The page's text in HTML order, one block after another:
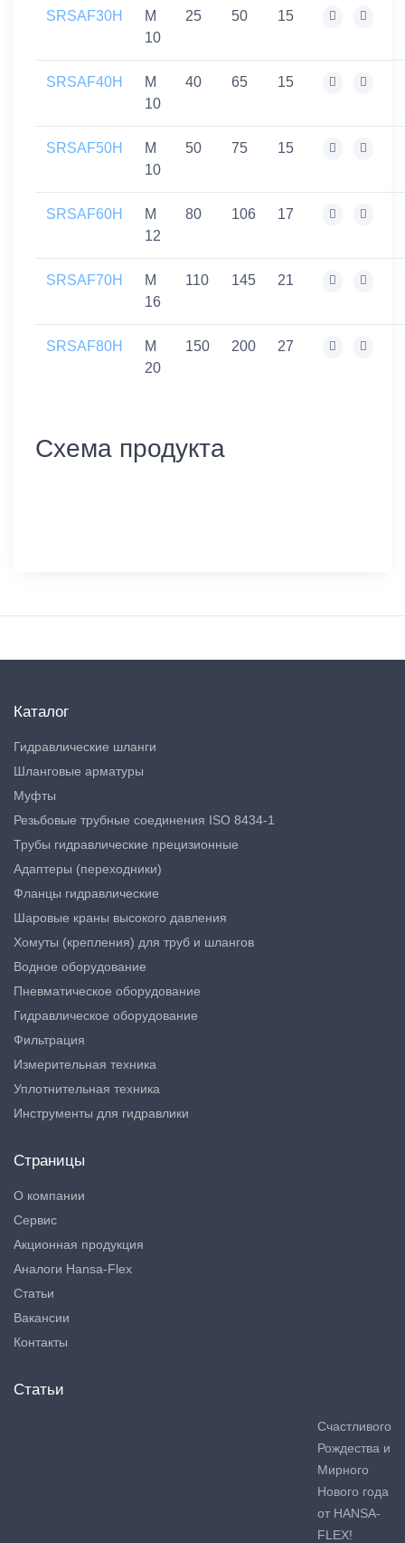
SRSAF30H
M
10
25 50 15
SRSAF40H
M
10
40 65 15
SRSAF50H
M
10
50 75 15
SRSAF60H
M
12
80 106 17
SRSAF70H
M
16
110 145 21
SRSAF80H
M
20
150 200 27
Схема продукта
Каталог
Гидравлические шланги
Шланговые арматуры
Муфты
Резьбовые трубные соединения ISO 8434-1
Трубы гидравлические прецизионные
Адаптеры (переходники)
Фланцы гидравлические
Шаровые краны высокого давления
Хомуты (крепления) для труб и шлангов
Водное оборудование
Пневматическое оборудование
Гидравлическое оборудование
Фильтрация
Измерительная техника
Уплотнительная техника
Инструменты для гидравлики
Страницы
О компании
Сервис
Акционная продукция
Аналоги Hansa-Flex
Статьи
Вакансии
Контакты
Статьи
Счастливого
Рождества и
Мирного
Нового года
от HANSA-
FLEX!